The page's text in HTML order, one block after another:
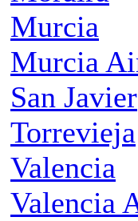
Murcia
Murcia
San Javier
Torrevieja
Valencia
Valencia